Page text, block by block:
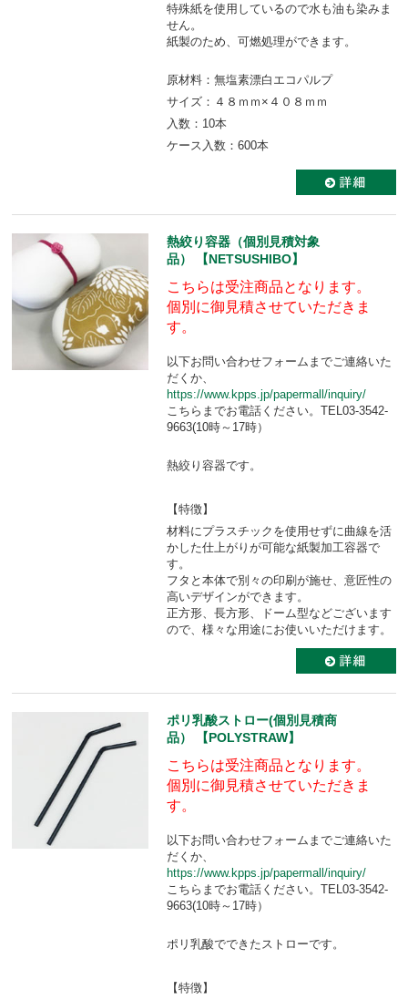
特殊紙を使用しているので水も油も染みま
せん。
紙製のため、可燃処理ができます。
原材料：無塩素漂白エコパルプ
サイズ：４８ｍｍ×４０８ｍｍ
入数：10本
ケース入数：600本
熱絞り容器（個別見積対象
品） 【NETSUSHIBO】
こちらは受注商品となります。
個別に御見積させていただきま
す。
以下お問い合わせフォームまでご連絡いた
だくか、
https://www.kpps.jp/papermall/inquiry/
こちらまでお電話ください。TEL03-3542-
9663(10時～17時）
熱絞り容器です。
【特徴】
材料にプラスチックを使用せずに曲線を活
かした仕上がりが可能な紙製加工容器で
す。
フタと本体で別々の印刷が施せ、意匠性の
高いデザインができます。
正方形、長方形、ドーム型などございます
ので、様々な用途にお使いいただけます。
ポリ乳酸ストロー(個別見積商
品） 【POLYSTRAW】
こちらは受注商品となります。
個別に御見積させていただきま
す。
以下お問い合わせフォームまでご連絡いた
だくか、
https://www.kpps.jp/papermall/inquiry/
こちらまでお電話ください。TEL03-3542-
9663(10時～17時）
ポリ乳酸でできたストローです。
【特徴】